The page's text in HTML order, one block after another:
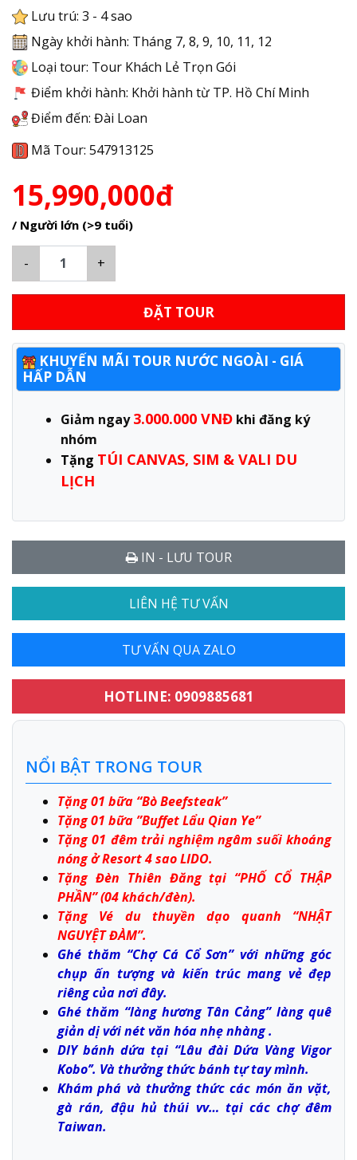
Lưu trú: 3 - 4 sao
Ngày khởi hành: Tháng 7, 8, 9, 10, 11, 12
Loại tour: Tour Khách Lẻ Trọn Gói
Điểm khởi hành: Khởi hành từ TP. Hồ Chí Minh
Điểm đến: Đài Loan
Mã Tour: 547913125
15,990,000đ
/ Người lớn (>9 tuổi)
- +
ĐẶT TOUR
KHUYẾN MÃI TOUR NƯỚC NGOÀI - GIÁ
HẤP DẪN
Giảm ngay3.000.000 VNĐ khi đăng ký
nhóm
Tặng TÚI CANVAS, SIM & VALI DU
LỊCH
IN - LƯU TOUR
LIÊN HỆ TƯ VẤN
TƯ VẤN QUA ZALO
HOTLINE: 0909885681
NỔI BẬT TRONG TOUR
Tặng 01 bữa “Bò Beefsteak”
Tặng 01 bữa ”Buffet Lẩu Qian Ye”
Tặng 01 đêm trải nghiệm ngâm suối khoáng
nóng ở Resort 4 sao LIDO.
Tặng Đèn Thiên Đăng tại “PHỐ CỔ THẬP
PHẦN” (04 khách/đèn).
Tặng Vé du thuyền dạo quanh “NHẬT
NGUYỆT ĐÀM”.
Ghé thăm “Chợ Cá Cổ Sơn” với những góc
chụp ấn tượng và kiến trúc mang vẻ đẹp
riêng của nơi đây.
Ghé thăm “làng hương Tân Cảng” làng quê
giản dị với nét văn hóa nhẹ nhàng .
DIY bánh dứa tại “Lâu đài Dứa Vàng Vigor
Kobo’’. Và thưởng thức bánh tự tay mình.
Khám phá và thưởng thức các món ăn vặt,
gà rán, đậu hủ thúi vv… tại các chợ đêm
Taiwan.